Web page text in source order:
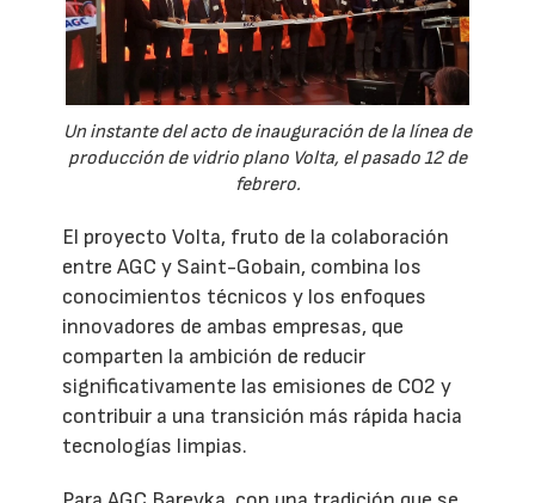
Un instante del acto de inauguración de la línea de
producción de vidrio plano Volta, el pasado 12 de
febrero.
El proyecto Volta, fruto de la colaboración
entre AGC y Saint-Gobain, combina los
conocimientos técnicos y los enfoques
innovadores de ambas empresas, que
comparten la ambición de reducir
significativamente las emisiones de CO2 y
contribuir a una transición más rápida hacia
tecnologías limpias.